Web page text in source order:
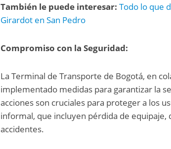
También le puede interesar: Todo lo que
Girardot en San Pedro
Compromiso con la Seguridad:
La Terminal de Transporte de Bogotá, en
implementado medidas para garantizar la
acciones son cruciales para proteger a los
informal, que incluyen pérdida de equipaje,
accidentes.